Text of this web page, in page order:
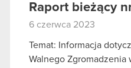
Raport bieżący
6 czerwca 2023
Temat: Informacja
Walnego Zgromadzenia